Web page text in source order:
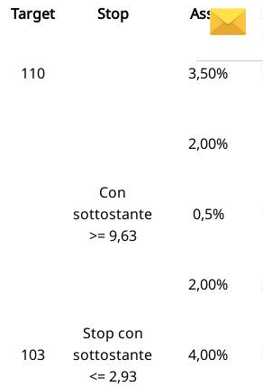
Target Stop Asset
110 3,50%
2,00%
Con
sottostante
>= 9,63
0,5%
2,00%
103
Stop con
sottostante
<= 2,93
4,00%